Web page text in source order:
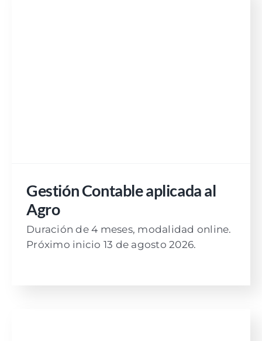
Gestión Contable aplicada al
Agro
Duración de 4 meses, modalidad online.
Próximo inicio 13 de agosto 2026.